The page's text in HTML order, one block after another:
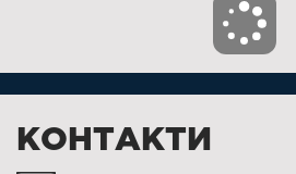
КОНТАКТИ